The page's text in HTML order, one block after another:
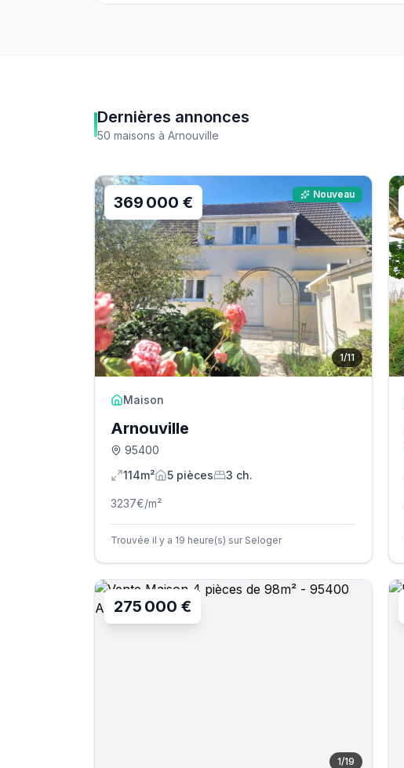
Dernières annonces
50 maisons à Arnouville
1/11
369 000 € Nouveau
Maison
Arnouville
95400
114m²
5 pièces 3 ch.
3237€/m²
Trouvée il y a 19 heure(s) sur Seloger
1/19
275 000 €